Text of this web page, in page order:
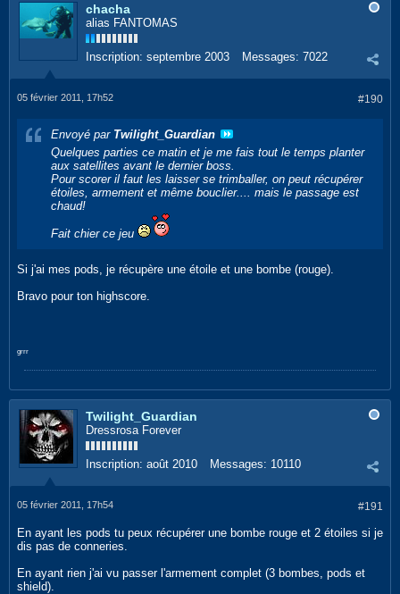
chacha
alias FANTOMAS
Inscription: septembre 2003 Messages: 7022
#190
05 février 2011, 17h52
Envoyé par Twilight_Guardian
Quelques parties ce matin et je me fais tout le temps planter
aux satellites avant le dernier boss.
Pour scorer il faut les laisser se trimballer, on peut récupérer
étoiles, armement et même bouclier.... mais le passage est
chaud!
Fait chier ce jeu
Si j'ai mes pods, je récupère une étoile et une bombe (rouge).
Bravo pour ton highscore.
grrr
Twilight_Guardian
Dressrosa Forever
Inscription: août 2010 Messages: 10110
#191
05 février 2011, 17h54
En ayant les pods tu peux récupérer une bombe rouge et 2 étoiles si je
dis pas de conneries.
En ayant rien j'ai vu passer l'armement complet (3 bombes, pods et
shield).